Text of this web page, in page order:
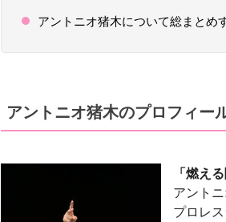
アントニオ猪木について総まとめ
アントニオ猪木のプロフィー
「燃え
アント
プロレ